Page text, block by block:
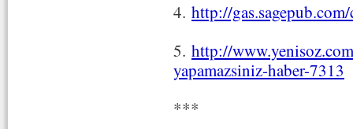
4. http://
5. http://
yapamazsiniz-haber-7313
***